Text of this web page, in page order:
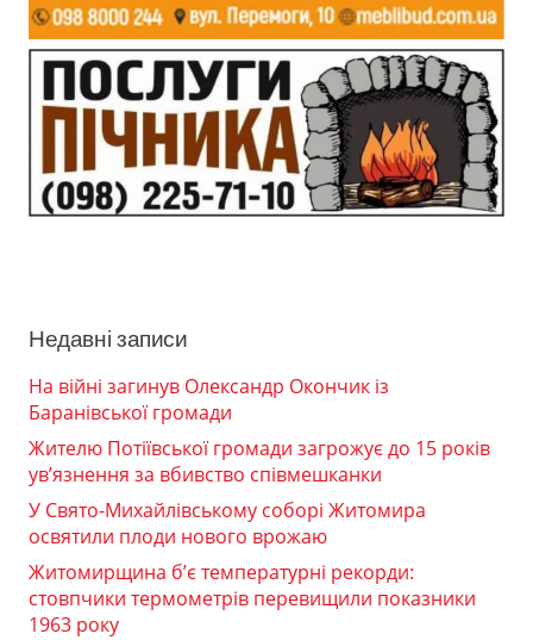
Недавні записи
На війні загинув Олександр Окончик із
Баранівської громади
Жителю Потіївської громади загрожує до 15 років
ув’язнення за вбивство співмешканки
У Свято-Михайлівському соборі Житомира
освятили плоди нового врожаю
Житомирщина б’є температурні рекорди:
стовпчики термометрів перевищили показники
1963 року